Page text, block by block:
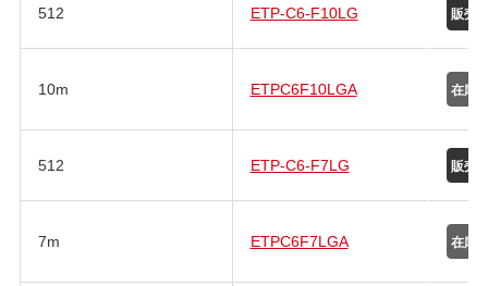
512 ETP-C6-F10LG
10m ETPC6F10LGA
512 ETP-C6-F7LG
7m ETPC6F7LGA